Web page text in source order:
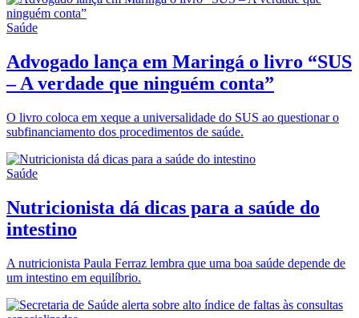
Saúde
Advogado lança em Maringá o livro “SUS
– A verdade que ninguém conta”
O livro coloca em xeque a universalidade do SUS ao questionar o
subfinanciamento dos procedimentos de saúde.
Saúde
Nutricionista dá dicas para a saúde do
intestino
A nutricionista Paula Ferraz lembra que uma boa saúde depende de
um intestino em equilíbrio.